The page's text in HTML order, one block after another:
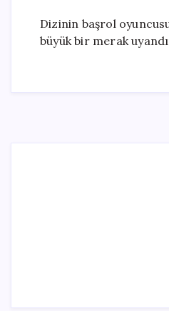
Dizinin başrol
büyük bir merak